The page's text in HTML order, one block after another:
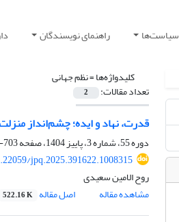
سیاست‌ها راهنمای نویسندگان
کلیدواژه‌ها =نظم جهانی
تعداد مقالات: 2
قدرت، نهاد و ایده؛ چشم‌انداز
دوره 55، شماره 3، پاییز 1404، صفحه
703-675
jpq.2025.391622.1008315
روح الامین سعیدی
مشاهده مقاله
اصل مقاله 522.16 K